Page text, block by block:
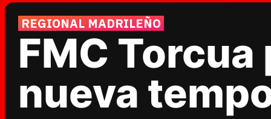
REGIONAL MADRILEÑO
FMC
nueva